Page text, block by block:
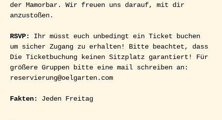
der Mamorbar. Wir freuen uns darauf, mit dir
anzustoßen.
RSVP: Ihr müsst euch unbedingt ein Ticket buchen
um sicher Zugang zu erhalten! Bitte beachtet, dass
Die Ticketbuchung keinen Sitzplatz garantiert! Für
größere Gruppen bitte eine mail schreiben an:
reservierung@oelgarten.com
Fakten: Jeden Freitag